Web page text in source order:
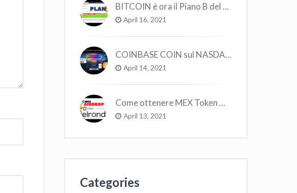
BITCOIN è ora il Piano B del Mondo
April 16, 2021
COINBASE COIN sul NASDAQ e le CRYPTO volano!
April 14, 2021
Come ottenere MEX Token GRATIS su Elrond ?
April 13, 2021
Categories